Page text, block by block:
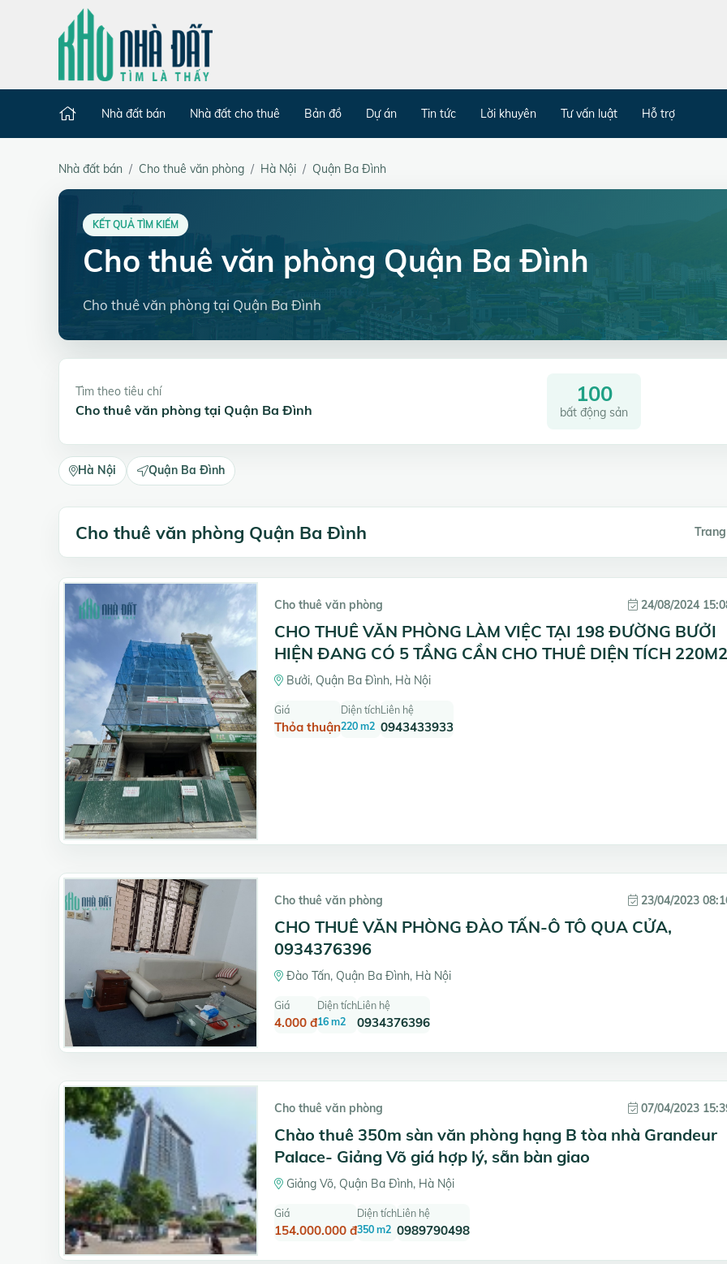
Nhà đất bán Nhà đất cho thuê Bản đồ Dự án Tin tức Lời khuyên Tư vấn luật Hỗ trợ
Nhà đất bán Cho thuê văn phòng Hà Nội Quận Ba Đình
KẾT QUẢ TÌM KIẾM
Cho thuê văn phòng Quận Ba Đình
Cho thuê văn phòng tại Quận Ba Đình
Tìm theo tiêu chí
Cho thuê văn phòng tại Quận Ba Đình
100
bất động sản
Hà Nội Quận Ba Đình
Cho thuê văn phòng Quận Ba Đình
Cho thuê văn phòng 24/08/2024
CHO THUÊ VĂN PHÒNG LÀM VIỆC TẠI 198 ĐƯỜNG BƯỞI
HIỆN ĐANG CÓ 5 TẦNG CẦN CHO THUÊ DIỆN TÍCH 220M2
Bưởi, Quận Ba Đình, Hà Nội
Giá
Thỏa thuận
Diện tích
220 m2
Liên hệ
0943433933
Cho thuê văn phòng 23/04/2023
CHO THUÊ VĂN PHÒNG ĐÀO TẤN-Ô TÔ QUA CỬA,
0934376396
Đào Tấn, Quận Ba Đình, Hà Nội
Giá
4.000 đ
Diện tích
16 m2
Liên hệ
0934376396
Cho thuê văn phòng 07/04/2023
Chào thuê 350m sàn văn phòng hạng B tòa nhà Grandeur
Palace- Giảng Võ giá hợp lý, sẵn bàn giao
Giảng Võ, Quận Ba Đình, Hà Nội
Giá
154.000.000 đ
Diện tích
350 m2
Liên hệ
0989790498